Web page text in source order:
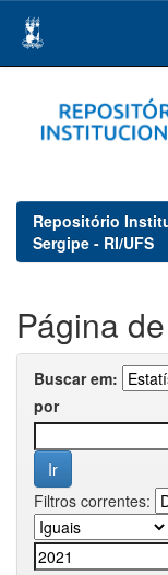
navigation
Repositório
Sergipe - RI/UFS
Página
Buscar em:
por
Filtros correntes: